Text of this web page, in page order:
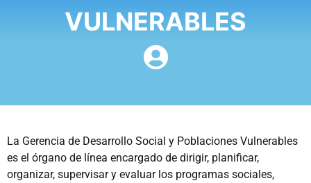
VULNERABLES
La Gerencia de Desarrollo Social y Poblaciones Vulnerables
es el órgano de línea encargado de dirigir, planificar,
organizar, supervisar y evaluar los programas sociales,